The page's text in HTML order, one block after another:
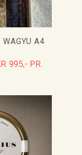
A4
995,- PR.